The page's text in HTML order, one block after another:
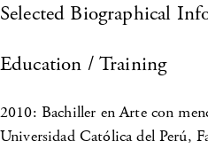
Selected Biographical
Education / Training
2010: Bachiller en Arte con
Universidad Católica del Perú,